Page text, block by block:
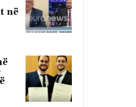
në